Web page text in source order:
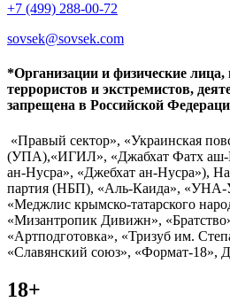
+7 (499) 288-00-72
sovsek@sovsek.com
*Организации и физические лица,
террористов и экстремистов,
запрещена в Российской
«Правый сектор», «Украинская
(УПА),«ИГИЛ», «Джабхат Фатх
ан-Нусра», «Джебхат ан-Нусра»),
партия (НБП), «Аль-Каида»,
«Меджлис крымско-татарского
«Мизантропик Дивижн»,
«Артподготовка», «Тризуб им.
«Славянский союз», «Формат-18»,
18+